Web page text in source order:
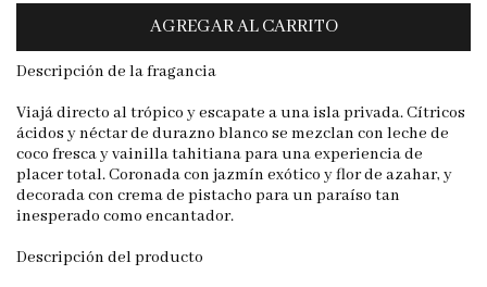
Descripción de la fragancia
Viajá directo al trópico y escapate a una isla privada. Cítricos
ácidos y néctar de durazno blanco se mezclan con leche de
coco fresca y vainilla tahitiana para una experiencia de
placer total. Coronada con jazmín exótico y flor de azahar, y
decorada con crema de pistacho para un paraíso tan
inesperado como encantador.
Descripción del producto